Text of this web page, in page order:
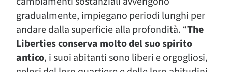
gradualmente, impiegano periodi lunghi per
andare dalla superficie alla profondità. “The
Liberties conserva molto del suo spirito
antico, i suoi abitanti sono liberi e orgogliosi,